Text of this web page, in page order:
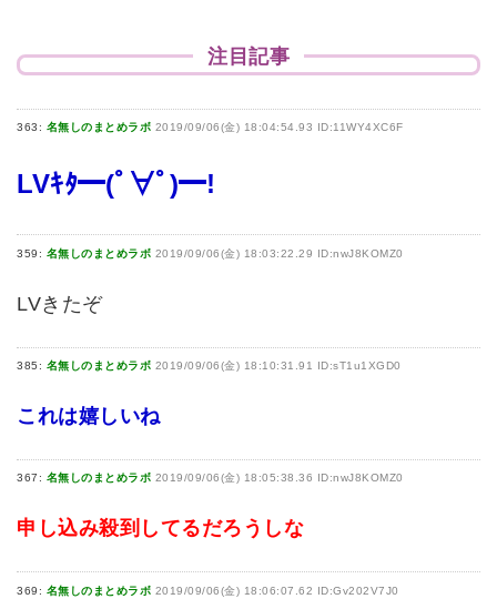
注目記事
363: 名無しのまとめラボ 2019/09/06(金) 18:04:54.93 ID:11WY4XC6F
LVｷﾀ━(ﾟ∀ﾟ)━!
359: 名無しのまとめラボ 2019/09/06(金) 18:03:22.29 ID:nwJ8KOMZ0
LVきたぞ
385: 名無しのまとめラボ 2019/09/06(金) 18:10:31.91 ID:sT1u1XGD0
これは嬉しいね
367: 名無しのまとめラボ 2019/09/06(金) 18:05:38.36 ID:nwJ8KOMZ0
申し込み殺到してるだろうしな
369: 名無しのまとめラボ 2019/09/06(金) 18:06:07.62 ID:Gv202V7J0